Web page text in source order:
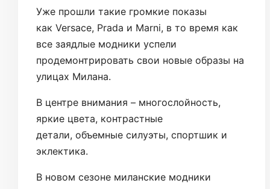
Уже прошли такие громкие показы
как Versace, Prada и Marni, в то время как
все заядлые модники успели
продемонтрировать свои новые образы на
улицах Милана.
В центре внимания – многослойность,
яркие цвета, контрастные
детали, объемные силуэты, спортшик и
эклектика.
В новом сезоне миланские модники